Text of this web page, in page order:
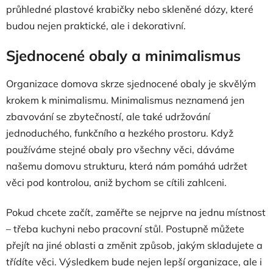
průhledné plastové krabičky nebo skleněné dózy, které
budou nejen praktické, ale i dekorativní.
Sjednocené obaly a minimalismus
Organizace domova skrze sjednocené obaly je skvělým
krokem k minimalismu. Minimalismus neznamená jen
zbavování se zbytečností, ale také udržování
jednoduchého, funkčního a hezkého prostoru. Když
používáme stejné obaly pro všechny věci, dáváme
našemu domovu strukturu, která nám pomáhá udržet
věci pod kontrolou, aniž bychom se cítili zahlceni.
Pokud chcete začít, zaměřte se nejprve na jednu místnost
– třeba kuchyni nebo pracovní stůl. Postupně můžete
přejít na jiné oblasti a změnit způsob, jakým skladujete a
třídíte věci. Výsledkem bude nejen lepší organizace, ale i